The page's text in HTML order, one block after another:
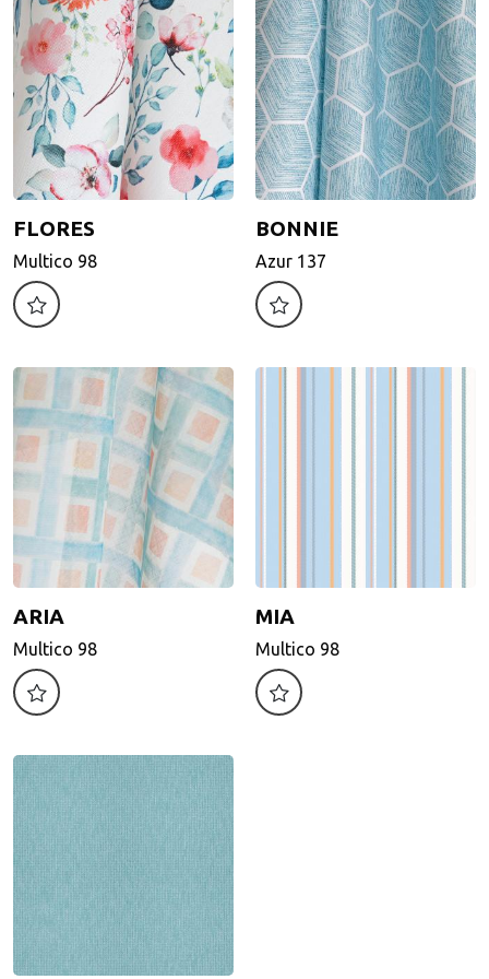
FLORES
Multico 98
FLORES
Multico 98
BONNIE
Azur 137
BONNIE
Azur 137
ARIA
Multico 98
ARIA
Multico 98
MIA
Multico 98
MIA
Multico 98